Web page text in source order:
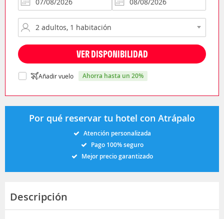
VER DISPONIBILIDAD
Añadir vuelo ahorra hasta un 20%
Por qué reservar tu hotel con Atrápalo
Atención personalizada
Pago 100% seguro
Mejor precio garantizado
Descripción